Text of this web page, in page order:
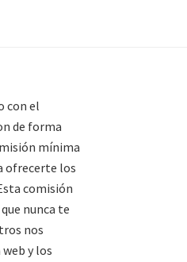
con el
de forma
mínima
ofrecerte los
comisión
nunca te
nos
y los